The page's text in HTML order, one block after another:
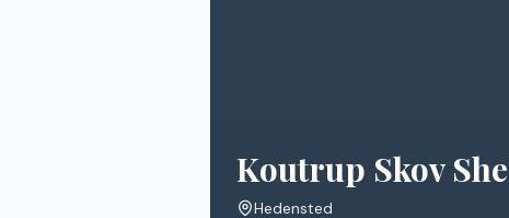
Koutrup Skov
Hedensted